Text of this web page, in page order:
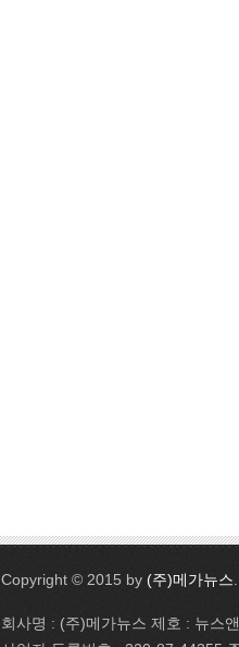
Copyright © 2015 by (주)메가뉴스
회사명 : (주)메가뉴스 제호 : 뉴스